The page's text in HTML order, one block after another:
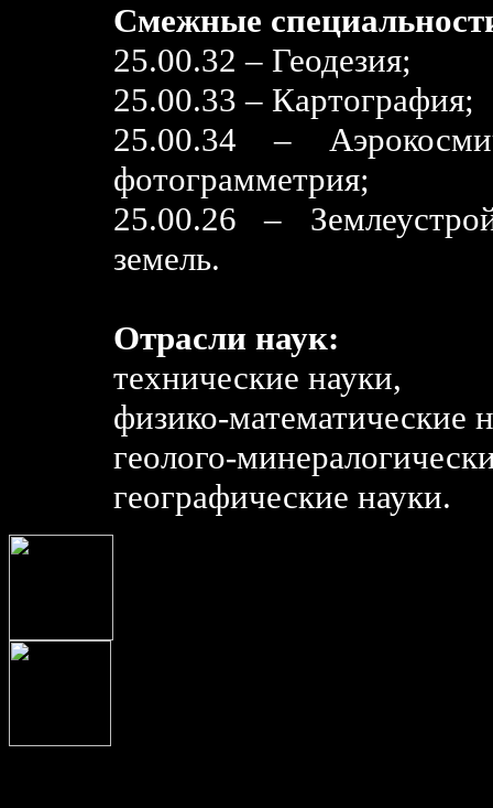
Смежные
25.00.32 – Геодезия;
25.00.33 – Картография;
25.00.34 –
фотограмметрия;
25.00.26 –
земель.
Отрасли наук:
технические науки,
физико-математические
геолого-
географические науки.